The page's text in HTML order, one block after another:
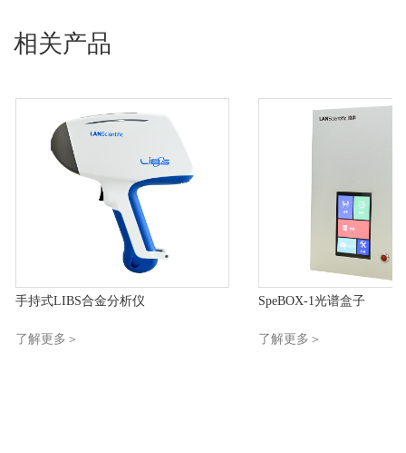
相关产品
手持式LIBS合金分析仪
了解更多＞
SpeBOX-1光谱盒子
了解更多＞